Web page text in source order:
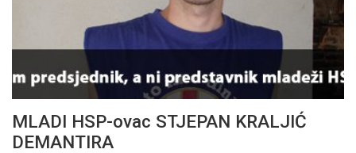
MLADI HSP-ovac STJEPAN KRALJIĆ
DEMANTIRA